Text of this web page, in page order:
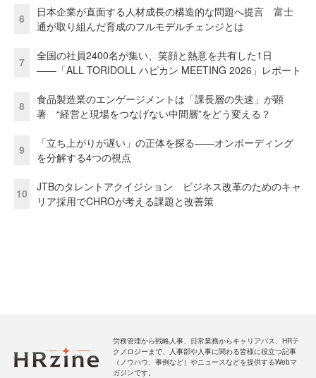
6
日本企業が直面する人材成長の構造的な問題へ提言 富士
通が取り組んだ育成のフルモデルチェンジとは
7
全国の社員2400名が集い、笑顔と熱意を共有した1日
――「ALL TORIDOLL ハピカン MEETING 2026」レポート
8
食品製造業のエンゲージメントは「課長層の失速」が顕
著 “経営と現場をつなげない中間層”をどう変える？
9
「立ち上がりが遅い」の正体を探る——オンボーディング
を分解する4つの視点
10
JTBのタレントアクイジション ビジネス改革のためのキャ
リア採用でCHROが考える課題と改善策
労務管理から戦略人事、日常業務からキャリアパス、HRテ
クノロジーまで、人事部や人事に関わる皆様に役立つ記事
（ノウハウ、事例など）やニュースなどを提供するWebマ
ガジンです。